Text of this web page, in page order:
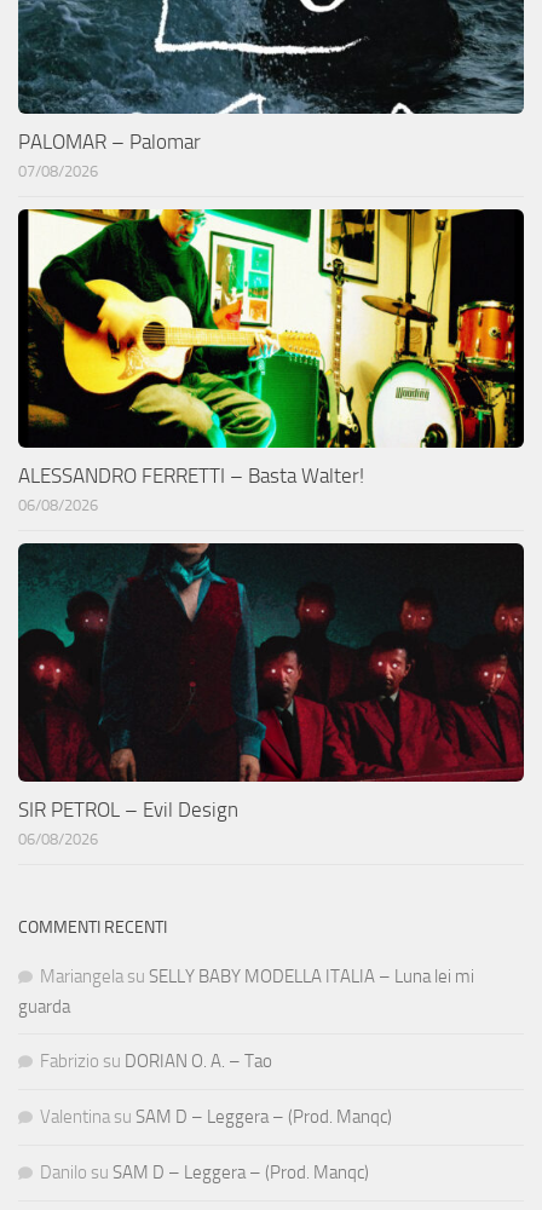
PALOMAR – Palomar
07/08/2026
ALESSANDRO FERRETTI – Basta Walter!
06/08/2026
SIR PETROL – Evil Design
06/08/2026
COMMENTI RECENTI
Mariangela su SELLY BABY MODELLA ITALIA – Luna lei mi
guarda
Fabrizio su DORIAN O. A. – Tao
Valentina su SAM D – Leggera – (Prod. Manqc)
Danilo su SAM D – Leggera – (Prod. Manqc)